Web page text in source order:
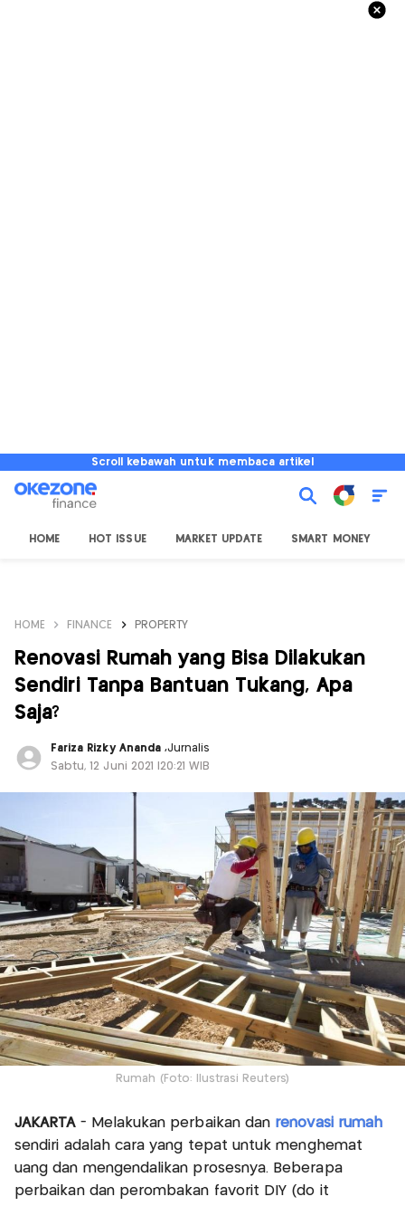
Scroll kebawah untuk membaca artikel
HOME HOT ISSUE MARKET UPDATE SMART MONEY
HOME FINANCE PROPERTY
Renovasi Rumah yang Bisa Dilakukan
Sendiri Tanpa Bantuan Tukang, Apa
Saja?
Fariza Rizky Ananda ,Jurnalis
Sabtu, 12 Juni 2021 |20:21 WIB
Rumah (Foto: Ilustrasi Reuters)
JAKARTA- Melakukan perbaikan dan renovasi rumah
sendiri adalah cara yang tepat untuk menghemat
uang dan mengendalikan prosesnya. Beberapa
perbaikan dan perombakan favorit DIY (do it